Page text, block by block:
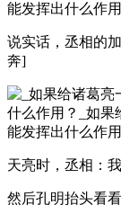
说实话，丞相的
奔]
天亮时，丞相：
然后孔明抬头看